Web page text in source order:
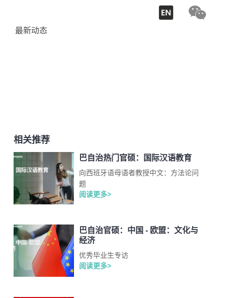
最新动态
相关推荐
巴自治热门官硕：国际汉语教育
向西班牙语母语者教授中文：方法论问
题
阅读更多>
巴自治官硕：中国 - 欧盟：文化与
经济
优秀毕业生专访
阅读更多>